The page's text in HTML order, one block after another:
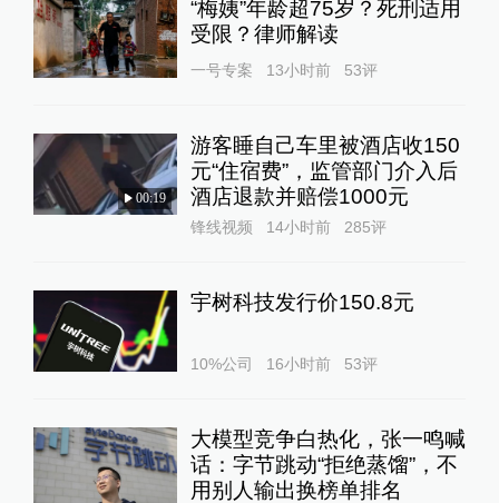
“梅姨”年龄超75岁？死刑适用
受限？律师解读
一号专案 13小时前 53评
00:19
游客睡自己车里被酒店收150
元“住宿费”，监管部门介入后
酒店退款并赔偿1000元
锋线视频 14小时前 285评
宇树科技发行价150.8元
10%公司 16小时前 53评
大模型竞争白热化，张一鸣喊
话：字节跳动“拒绝蒸馏”，不
用别人输出换榜单排名